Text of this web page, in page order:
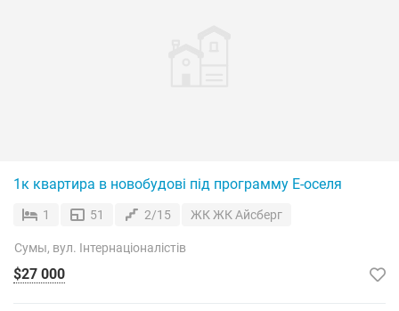
1к квартира в новобудові під программу Е-оселя
1 51 2/15 ЖК ЖК Айсберг
Сумы, вул. Інтернаціоналістів
$27 000